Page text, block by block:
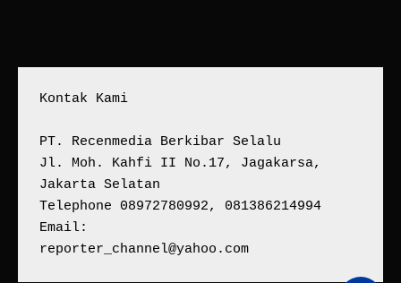
Kontak Kami
PT. Recenmedia Berkibar Selalu
Jl. Moh. Kahfi II No.17, Jagakarsa,
Jakarta Selatan
Telephone 08972780992, 081386214994
Email:
reporter_channel@yahoo.com